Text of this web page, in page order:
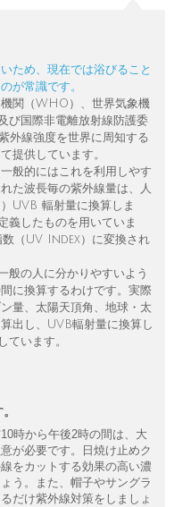
ため、現在では浴びること
が常識です。
関（WHO）、世界気象機
び国際非電離放射線防護委
外線強度を世界に周知する
提供しています。
般的にはこれを利用しやす
た波長毎の紫外線量は、人
UVB 輻射量に換算しま
義したものを用いていま
数（UV Index）に変換され
の人に分かりやすいよう
に換算するわけです。実際
量、太陽天頂角、地球・太
出し、UVB輻射量に換算し
います。
時から午後2時の間は、大
が必要です。日焼け止めク
をカットする効果の高い濃
う。また、帽子やサングラ
だけ紫外線対策をしましょ